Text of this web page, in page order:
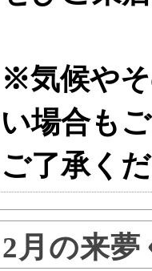
※気候や
い場合も
ご了承く
2月の来